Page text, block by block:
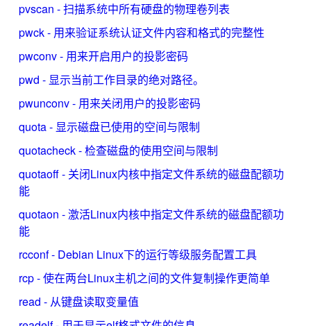
pvscan - 扫描系统中所有硬盘的物理卷列表
pwck - 用来验证系统认证文件内容和格式的完整性
pwconv - 用来开启用户的投影密码
pwd - 显示当前工作目录的绝对路径。
pwunconv - 用来关闭用户的投影密码
quota - 显示磁盘已使用的空间与限制
quotacheck - 检查磁盘的使用空间与限制
quotaoff - 关闭Linux内核中指定文件系统的磁盘配额功
能
quotaon - 激活Linux内核中指定文件系统的磁盘配额功
能
rcconf - Debian Linux下的运行等级服务配置工具
rcp - 使在两台Linux主机之间的文件复制操作更简单
read - 从键盘读取变量值